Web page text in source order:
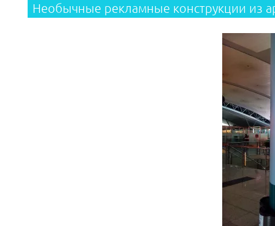
Необычные рекламные конструкции из